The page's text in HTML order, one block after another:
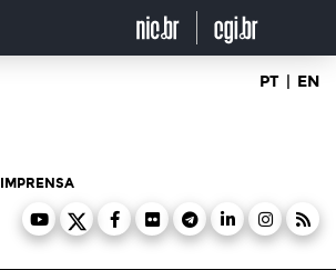
PT | EN
IMPRENSA